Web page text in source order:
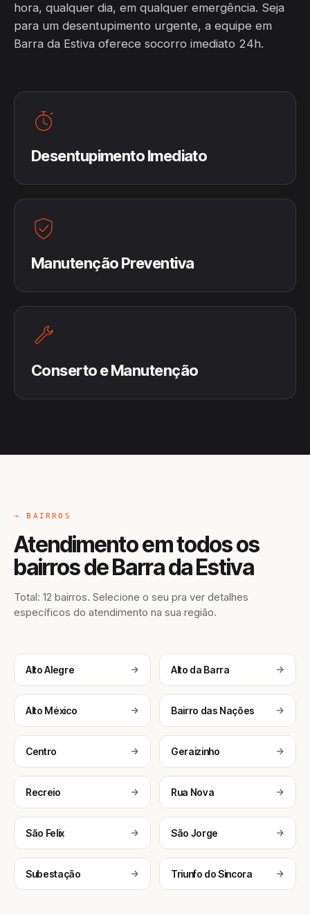
hora, qualquer dia, em qualquer emergência. Seja
para um desentupimento urgente, a equipe em
Barra da Estiva oferece socorro imediato 24h.
Desentupimento Imediato
Manutenção Preventiva
Conserto e Manutenção
→ BAIRROS
Atendimento em todos os
bairros de Barra da Estiva
Total: 12 bairros. Selecione o seu pra ver detalhes
específicos do atendimento na sua região.
Alto Alegre Alto da Barra
Alto México Bairro das Nações
Centro Geraizinho
Recreio Rua Nova
São Felix São Jorge
Subestação Triunfo do Sincora